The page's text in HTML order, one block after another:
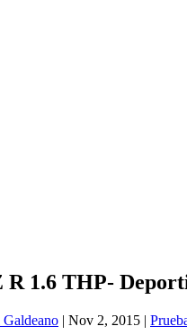
R 1.6 THP-
| Nov 2, 2015 |